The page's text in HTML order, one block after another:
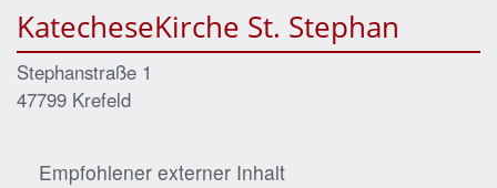
KatecheseKirche St. Stephan
Stephanstraße 1
47799 Krefeld
Empfohlener externer Inhalt